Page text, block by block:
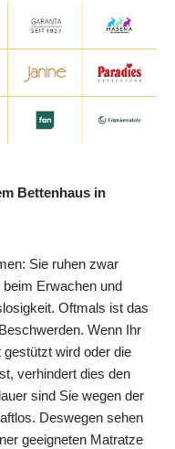
Bettenhaus in
Sie ruhen zwar
Erwachen und
Oftmals ist das
Wenn Ihr
wird oder die
verhindert dies den
sind Sie wegen der
Deswegen sehen
geeigneten Matratze